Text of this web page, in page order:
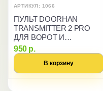
АРТИКУЛ: 1066
ПУЛЬТ DOORHAN
TRANSMITTER 2 PRO
ДЛЯ ВОРОТ И
ШЛАГБАУМОВ
950 р.
В корзину